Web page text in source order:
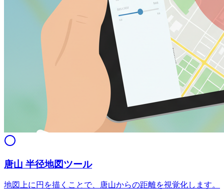
唐山 半径地図ツール
地図上に円を描くことで、唐山からの距離を視覚化します。